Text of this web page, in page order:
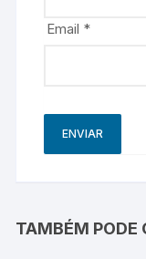
Email *
TAMBÉM